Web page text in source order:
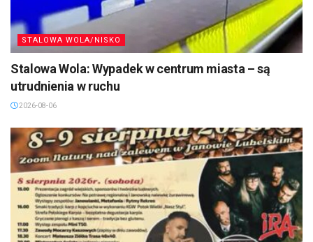
STALOWA WOLA/NISKO
Stalowa Wola: Wypadek w centrum miasta – są
utrudnienia w ruchu
2026-08-06